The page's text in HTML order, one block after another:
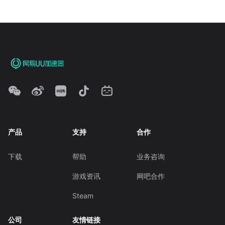
产品
下载
支持
帮助
游戏资讯
Steam
合作
业务咨询
网吧合作
公司 友情链接